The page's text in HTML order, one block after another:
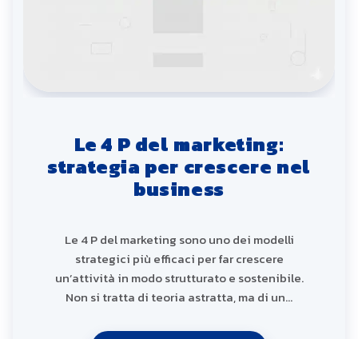
Le 4 P del marketing:
strategia per crescere nel
business
Le 4 P del marketing sono uno dei modelli
strategici più efficaci per far crescere
un’attività in modo strutturato e sostenibile.
Non si tratta di teoria astratta, ma di un…